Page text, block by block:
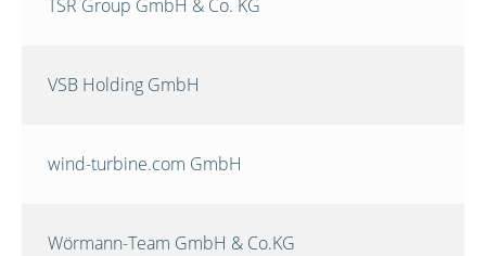
TSR Group GmbH & Co. KG
VSB Holding GmbH
wind-turbine.com GmbH
Wörmann-Team GmbH & Co.KG